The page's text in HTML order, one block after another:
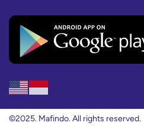
©2025. Mafindo. All rights reserved.